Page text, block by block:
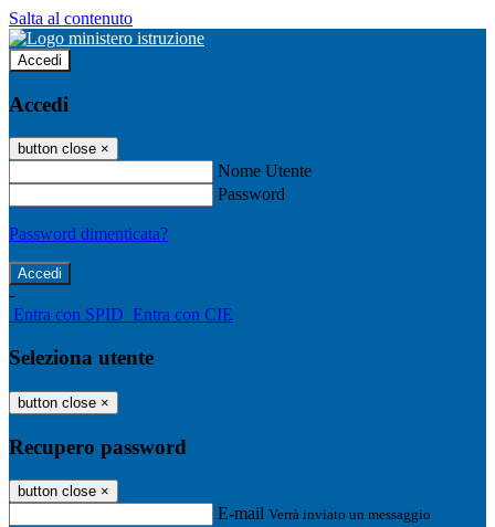
Salta al contenuto
Accedi
Accedi
button close ×
Nome Utente
Password
Password dimenticata?
-
Entra con SPID Entra con CIE
Seleziona utente
button close ×
Recupero password
button close ×
E-mail Verrà inviato un messaggio